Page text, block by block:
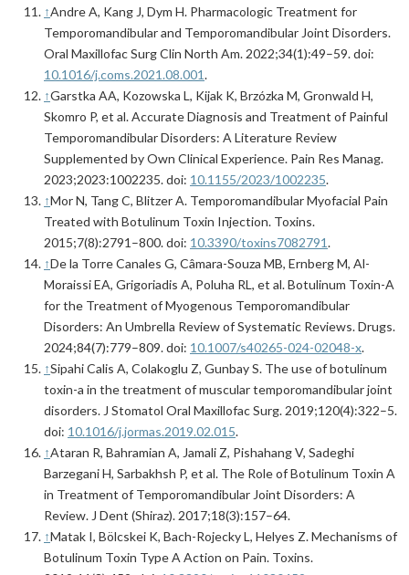
↑Andre A, Kang J, Dym H. Pharmacologic Treatment for
Temporomandibular and Temporomandibular Joint Disorders.
Oral Maxillofac Surg Clin North Am. 2022;34(1):49–59. doi:
10.1016/j.coms.2021.08.001.
↑Garstka AA, Kozowska L, Kijak K, Brzózka M, Gronwald H,
Skomro P, et al. Accurate Diagnosis and Treatment of Painful
Temporomandibular Disorders: A Literature Review
Supplemented by Own Clinical Experience. Pain Res Manag.
2023;2023:1002235. doi: 10.1155/2023/1002235.
↑Mor N, Tang C, Blitzer A. Temporomandibular Myofacial Pain
Treated with Botulinum Toxin Injection. Toxins.
2015;7(8):2791–800. doi: 10.3390/toxins7082791.
↑De la Torre Canales G, Câmara-Souza MB, Ernberg M, Al-
Moraissi EA, Grigoriadis A, Poluha RL, et al. Botulinum Toxin-A
for the Treatment of Myogenous Temporomandibular
Disorders: An Umbrella Review of Systematic Reviews. Drugs.
2024;84(7):779–809. doi: 10.1007/s40265-024-02048-x.
↑Sipahi Calis A, Colakoglu Z, Gunbay S. The use of botulinum
toxin-a in the treatment of muscular temporomandibular joint
disorders. J Stomatol Oral Maxillofac Surg. 2019;120(4):322–5.
doi: 10.1016/j.jormas.2019.02.015.
↑Ataran R, Bahramian A, Jamali Z, Pishahang V, Sadeghi
Barzegani H, Sarbakhsh P, et al. The Role of Botulinum Toxin A
in Treatment of Temporomandibular Joint Disorders: A
Review. J Dent (Shiraz). 2017;18(3):157–64.
↑Matak I, Bölcskei K, Bach-Rojecky L, Helyes Z. Mechanisms of
Botulinum Toxin Type A Action on Pain. Toxins.